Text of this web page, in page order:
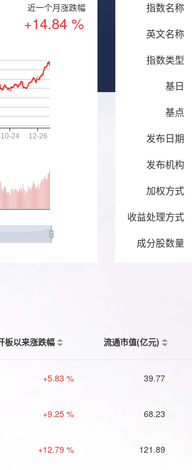
近一个月涨跌幅
+14.84 %
指数名称
英文名称
指数类型
基日
基点
发布日期
发布机构
加权方式
收益处理方式
成分股数量
板以来涨跌幅 流通市值(亿元)
+5.83 % 39.77
+9.25 % 68.23
+12.79 % 121.89